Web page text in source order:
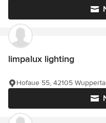
limpalux lighting
Hofaue 55, 42105 Wuppertal